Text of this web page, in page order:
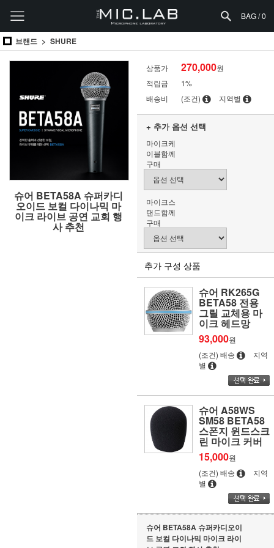
BAG /0
브랜드 SHURE
슈어 BETA58A 슈퍼카디
오이드 보컬 다이나믹 마
이크 라이브 공연 교회 행
사 추천
상품가 270,000원
적립금
1%
배송비
(조건) 지역별
+ 추가 옵션 선택
마이크케
이블함께
구매
마이크스
탠드함께
구매
추가 구성 상품
슈어 RK265G
BETA58 전용
그릴 교체용 마
이크 헤드망
93,000원
(조건) 배송
지역
별
슈어 A58WS
SM58 BETA58
스폰지 윈드스크
린 마이크 커버
15,000원
(조건) 배송
지역
별
슈어 BETA58A 슈퍼카디오이
드 보컬 다이나믹 마이크 라이